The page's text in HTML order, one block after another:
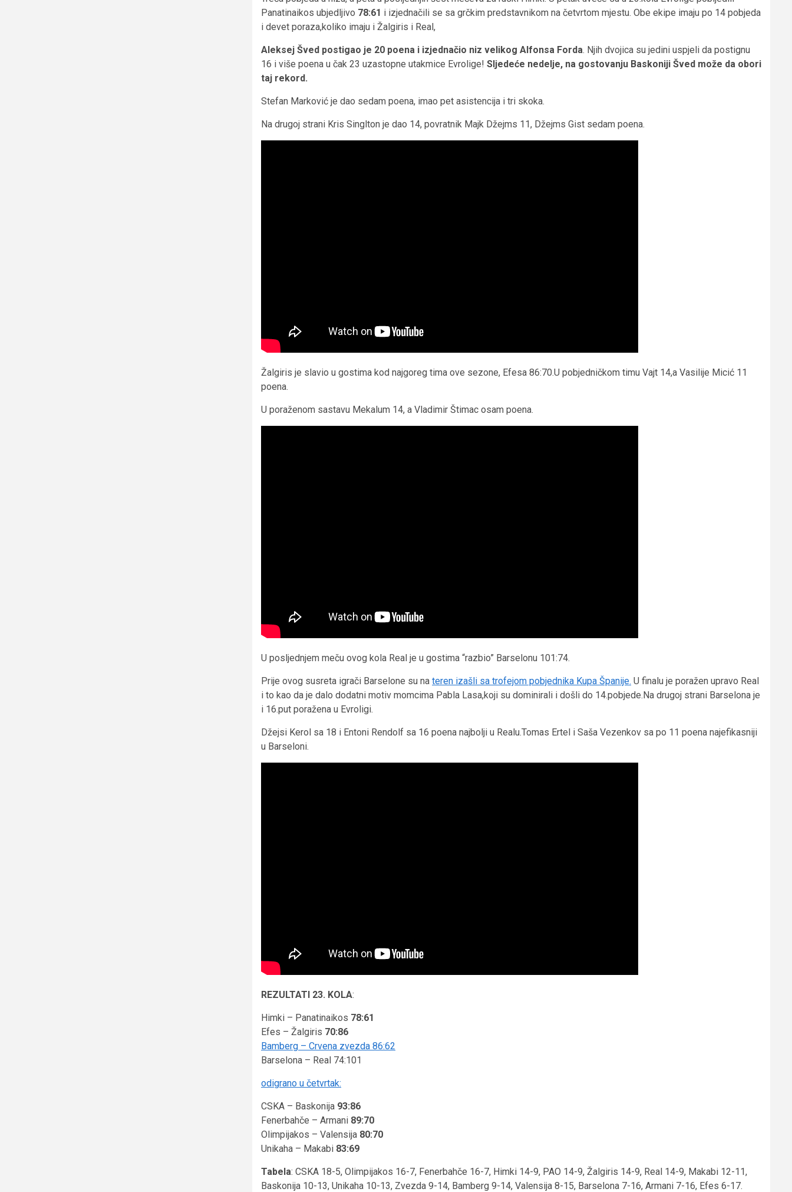
Panatinaikos ubjedljivo 78:61 i izjednačili se sa grčkim predstavnikom na četvrtom mjestu. Obe ekipe imaju po 14 pobjeda
i devet poraza,koliko imaju i Žalgiris i Real,
Aleksej Šved postigao je 20 poena i izjednačio niz velikog Alfonsa Forda. Njih dvojica su jedini uspjeli da postignu
16 i više poena u čak 23 uzastopne utakmice Evrolige! Sljedeće nedelje, na gostovanju Baskoniji Šved može da obori
taj rekord.
Stefan Marković je dao sedam poena, imao pet asistencija i tri skoka.
Na drugoj strani Kris Singlton je dao 14, povratnik Majk Džejms 11, Džejms Gist sedam poena.
Žalgiris je slavio u gostima kod najgoreg tima ove sezone, Efesa 86:70.U pobjedničkom timu Vajt 14,a Vasilije Micić 11
poena.
U poraženom sastavu Mekalum 14, a Vladimir Štimac osam poena.
U posljednjem meču ovog kola Real je u gostima “razbio” Barselonu 101:74.
Prije ovog susreta igrači Barselone su na teren izašli sa trofejom pobjednika Kupa Španije. U finalu je poražen upravo Real
i to kao da je dalo dodatni motiv momcima Pabla Lasa,koji su dominirali i došli do 14.pobjede.Na drugoj strani Barselona je
i 16.put poražena u Evroligi.
Džejsi Kerol sa 18 i Entoni Rendolf sa 16 poena najbolji u Realu.Tomas Ertel i Saša Vezenkov sa po 11 poena najefikasniji
u Barseloni.
REZULTATI 23. KOLA:
Himki – Panatinaikos 78:61
Efes – Žalgiris 70:86
Bamberg – Crvena zvezda 86:62
Barselona – Real 74:101
odigrano u četvrtak:
CSKA – Baskonija 93:86
Fenerbahče – Armani 89:70
Olimpijakos – Valensija 80:70
Unikaha – Makabi 83:69
Tabela: CSKA 18-5, Olimpijakos 16-7, Fenerbahče 16-7, Himki 14-9, PAO 14-9, Žalgiris 14-9, Real 14-9, Makabi 12-11,
Baskonija 10-13, Unikaha 10-13, Zvezda 9-14, Bamberg 9-14, Valensija 8-15, Barselona 7-16, Armani 7-16, Efes 6-17.